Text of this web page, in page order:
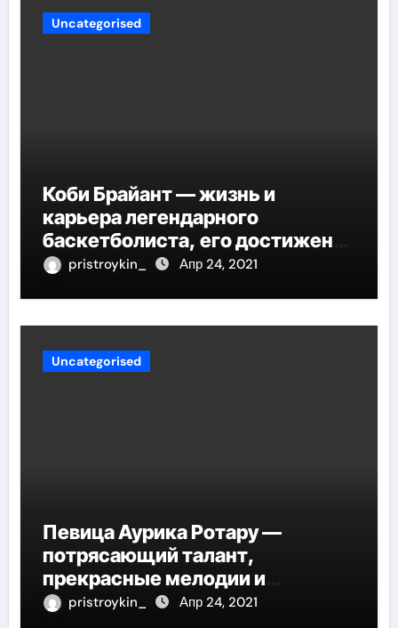
Uncategorised
Коби Брайант — жизнь и
карьера легендарного
баскетболиста, его достижения
и наследие
pristroykin_ Апр 24, 2021
Uncategorised
Певица Аурика Ротару —
потрясающий талант,
прекрасные мелодии и
интересные моменты из её
pristroykin_ Апр 24, 2021